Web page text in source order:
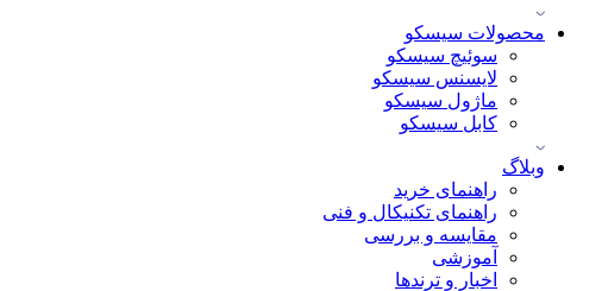
محصولات سیسکو
سوئیچ سیسکو
لایسنس سیسکو
ماژول سیسکو
کابل سیسکو
وبلاگ
راهنمای خرید
راهنمای تکنیکال و فنی
مقایسه و بررسی
آموزشی
اخبار و ترندها